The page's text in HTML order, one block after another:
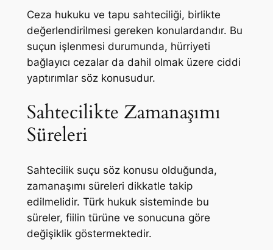
Ceza hukuku ve tapu sahteciliği, birlikte
değerlendirilmesi gereken konulardandır. Bu
suçun işlenmesi durumunda, hürriyeti
bağlayıcı cezalar da dahil olmak üzere ciddi
yaptırımlar söz konusudur.
Sahtecilikte Zamanaşımı
Süreleri
Sahtecilik suçu söz konusu olduğunda,
zamanaşımı süreleri dikkatle takip
edilmelidir. Türk hukuk sisteminde bu
süreler, fiilin türüne ve sonucuna göre
değişiklik göstermektedir.